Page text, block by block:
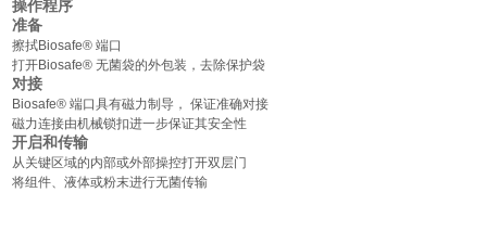
操作程序
准备
擦拭Biosafe® 端口
打开Biosafe® 无菌袋的外包装，去除保护袋
对接
Biosafe® 端口具有磁力制导， 保证准确对接
磁力连接由机械锁扣进一步保证其安全性
开启和传输
从关键区域的内部或外部操控打开双层门
将组件、液体或粉末进行无菌传输